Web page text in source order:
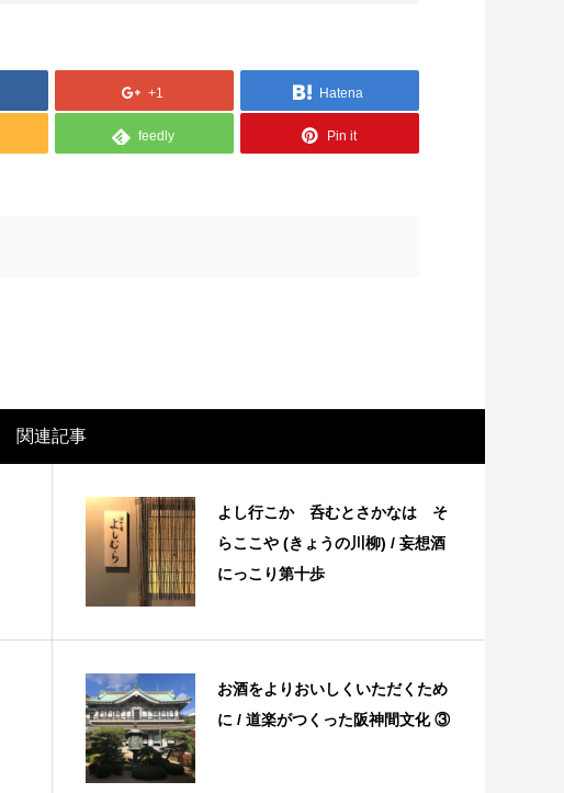
+1 Hatena
feedly Pin it
関連記事
よし行こか 呑むとさかなは そ
らここや (きょうの川柳) / 妄想酒
にっこり第十歩
お酒をよりおいしくいただくため
に / 道楽がつくった阪神間文化 ③
映画レビュー ～設定出オチのわけわから